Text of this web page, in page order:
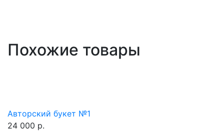
Похожие товары
Авторский букет №1
24 000 р.